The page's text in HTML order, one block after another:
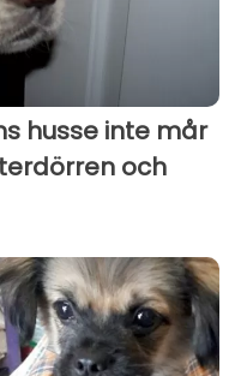
husse inte mår
och